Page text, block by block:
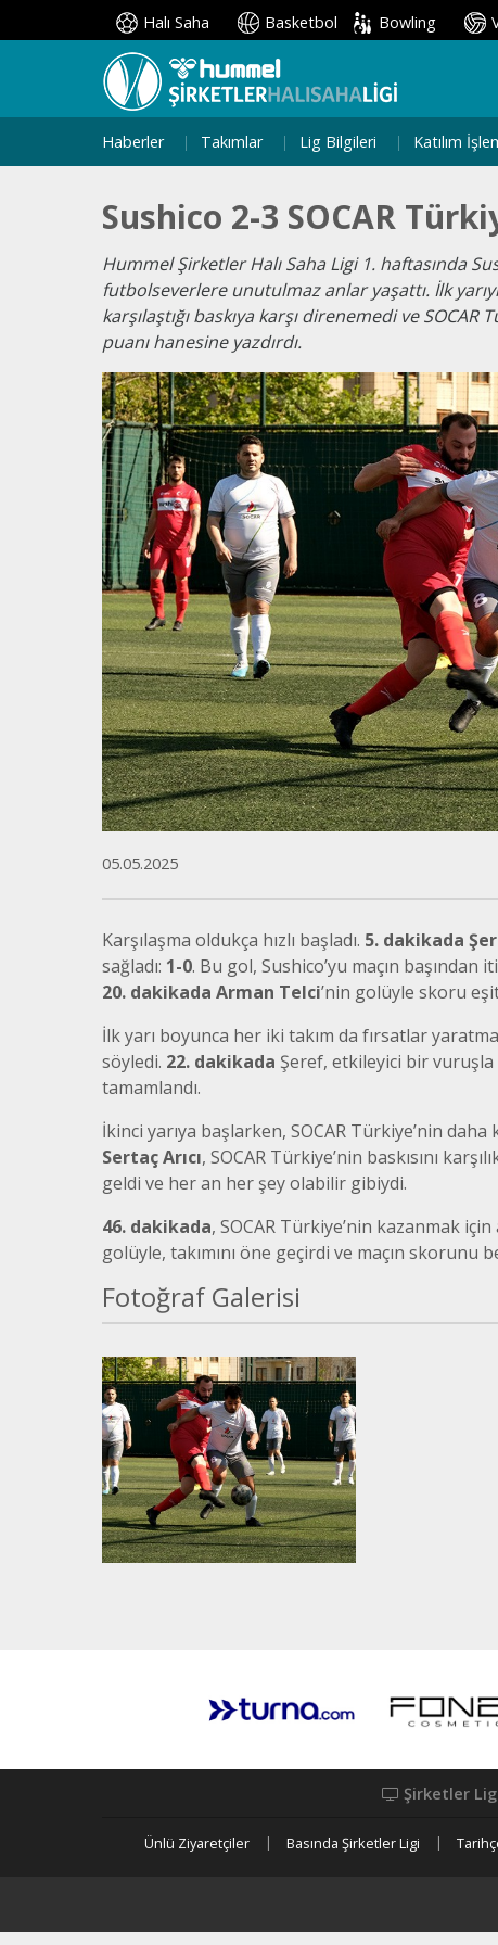
Haberler Takımlar Lig Bilgileri Katılım
Halı Saha Basketbol Bowling
Sushico 2-3 SOCAR
Hummel Şirketler Halı Saha Ligi 1. haftasında
futbolseverlere unutulmaz anlar yaşattı. İlk
karşılaştığı baskıya karşı direnemedi ve
puanı hanesine yazdırdı.
05.05.2025
Karşılaşma oldukça hızlı başladı. 5. dakikada
sağladı: 1-0. Bu gol, Sushico’yu maçın başından
20. dakikada Arman Telci’nin golüyle skoru
İlk yarı boyunca her iki takım da fırsatlar
söyledi. 22. dakikada Şeref, etkileyici bir vuruşla
tamamlandı.
İkinci yarıya başlarken, SOCAR Türkiye’nin
Sertaç Arıcı, SOCAR Türkiye’nin baskısını
geldi ve her an her şey olabilir gibiydi.
46. dakikada, SOCAR Türkiye’nin kazanmak için
golüyle, takımını öne geçirdi ve maçın skorunu
Fotoğraf Galerisi
Şirketler
Ünlü Ziyaretçiler Basında Şirketler Ligi